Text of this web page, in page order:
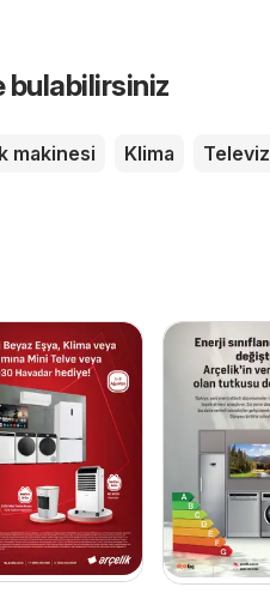
bulabilirsiniz
makinesi Klima